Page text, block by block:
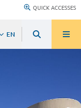
QUICK ACCESSES
EN